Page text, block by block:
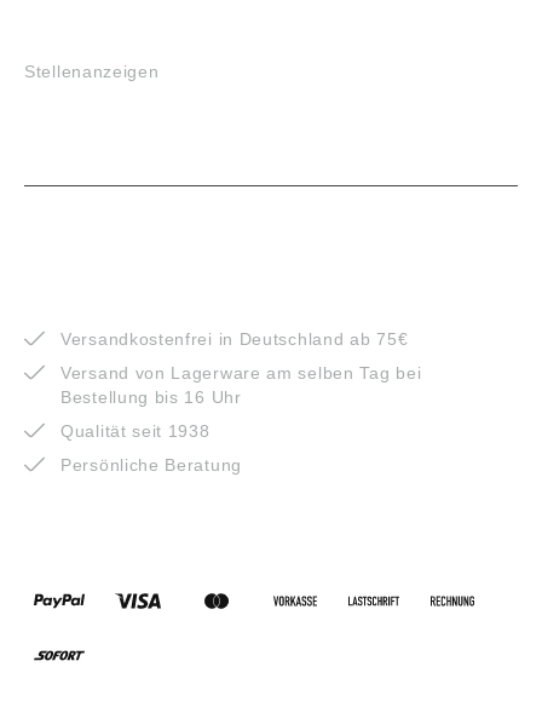
Stellenanzeigen
Versandkostenfrei in Deutschland ab 75€
Versand von Lagerware am selben Tag bei
Bestellung bis 16 Uhr
Qualität seit 1938
Persönliche Beratung